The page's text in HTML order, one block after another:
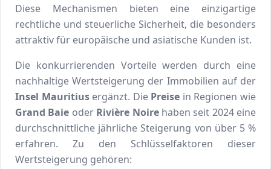
Diese Mechanismen bieten eine einzigartige
rechtliche und steuerliche Sicherheit, die besonders
attraktiv für europäische und asiatische Kunden ist.
Die konkurrierenden Vorteile werden durch eine
nachhaltige Wertsteigerung der Immobilien auf der
Insel Mauritiusergänzt. Die Preise in Regionen wie
Grand Baie oder Rivière Noirehaben seit 2024 eine
durchschnittliche jährliche Steigerung von über 5 %
erfahren. Zu den Schlüsselfaktoren dieser
Wertsteigerung gehören: